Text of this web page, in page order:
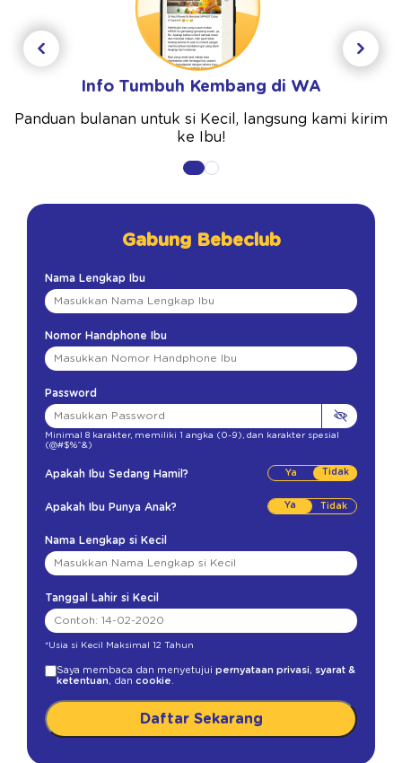
Info Tumbuh Kembang di WA
Panduan bulanan untuk si Kecil, langsung kami kirim
ke Ibu!
Gabung Bebeclub
Nama Lengkap Ibu
Nomor Handphone Ibu
Password
Minimal 8 karakter, memiliki 1 angka (0-9) dan karakter spesial
(@#$%^&)
Apakah Ibu Sedang Hamil? Tidak
Apakah Ibu Punya Anak? Ya
Nama Lengkap si Kecil
Tanggal Lahir si Kecil
*Usia si Kecil Maksimal 12 Tahun
Saya membaca dan menyetujui pernyataan privasi, syarat &
ketentuan, dan cookie
Daftar Sekarang